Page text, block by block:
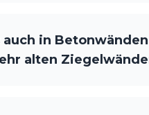
auch in Betonwänden
alten